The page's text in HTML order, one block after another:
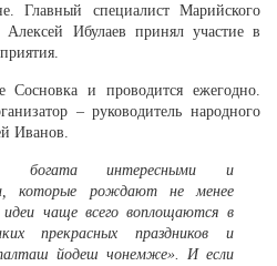
Главный специалист Марийского
Алексей Ибулаев принял участие в
Сосновка и проводится ежегодно.
– руководитель народного
Иванов.
богата интересными и
которые рождают не менее
чаще всего воплощаются в
прекрасных праздников и
йодеш чонемже». И если